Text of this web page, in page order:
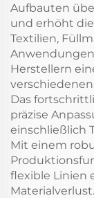
Aufbauten
und erhöht
Textilien,
Herstellern
Das
präzise
einschließlich
Mit einem
flexible Linien